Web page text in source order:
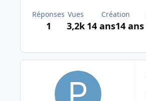
Réponses
1
Vues
3,2k
Création
14 ans14 ans